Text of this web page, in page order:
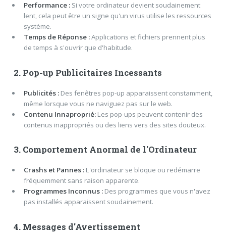
Performance :Si votre ordinateur devient soudainement
lent, cela peut être un signe qu'un virus utilise les ressources
système.
Temps de Réponse :Applications et fichiers prennent plus
de temps à s'ouvrir que d'habitude.
2. Pop-up Publicitaires Incessants
Publicités :Des fenêtres pop-up apparaissent constamment,
même lorsque vous ne naviguez pas sur le web.
Contenu Innaproprié:Les pop-ups peuvent contenir des
contenus inappropriés ou des liens vers des sites douteux.
3. Comportement Anormal de l'Ordinateur
Crashs et Pannes :L'ordinateur se bloque ou redémarre
fréquemment sans raison apparente.
Programmes Inconnus :Des programmes que vous n'avez
pas installés apparaissent soudainement.
4. Messages d'Avertissement